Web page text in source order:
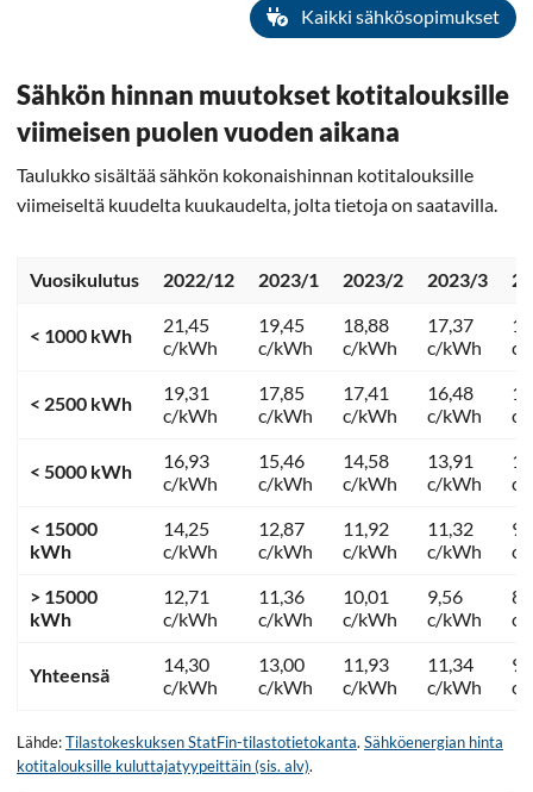
Kaikki sähkösopimukset
Sähkön hinnan muutokset kotitalouksille
viimeisen puolen vuoden aikana
Taulukko sisältää sähkön kokonaishinnan kotitalouksille
viimeiseltä kuudelta kuukaudelta, jolta tietoja on saatavilla.
Vuosikulutus 2022/12 2023/1 2023/2 2023/3
< 1000 kWh
21,45
c/kWh
19,45
c/kWh
18,88
c/kWh
17,37
c/kWh
c/
< 2500 kWh
19,31
c/kWh
17,85
c/kWh
17,41
c/kWh
16,48
c/kWh
c/
< 5000 kWh
16,93
c/kWh
15,46
c/kWh
14,58
c/kWh
13,91
c/kWh
c/
< 15000
kWh
14,25
c/kWh
12,87
c/kWh
11,92
c/kWh
11,32
c/kWh
c/
> 15000
kWh
12,71
c/kWh
11,36
c/kWh
10,01
c/kWh
9,56
c/kWh
c/
Yhteensä
14,30
c/kWh
13,00
c/kWh
11,93
c/kWh
11,34
c/kWh
c/
Lähde:Tilastokeskuksen StatFin-tilastotietokanta. Sähköenergian hinta
kotitalouksille kuluttajatyypeittäin (sis. alv).